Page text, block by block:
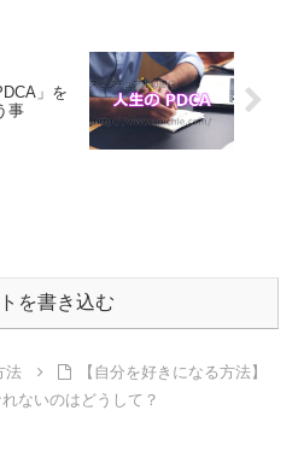
」を
事
を書き込む
法
【自分を好きになる方法】
ないのはどうして？